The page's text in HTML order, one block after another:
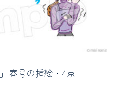
春号の挿絵・4点